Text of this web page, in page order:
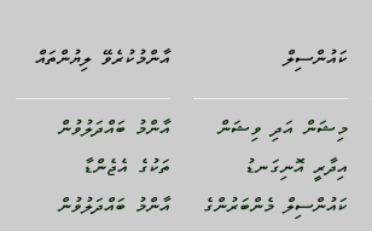
އާންމުކުރެވޭ ލިޔުންތައް
އާންމު ބައްދަލުވުން
ތަކުގެ އެޖެންޑާ
އާންމު ބައްދަލުވުން
ކައުންސިލް
މިޝަން އަދި ވިޝަން
އިދާރީ އޮނިގަނޑު
ކައުންސިލް މެންބަރުންގެ